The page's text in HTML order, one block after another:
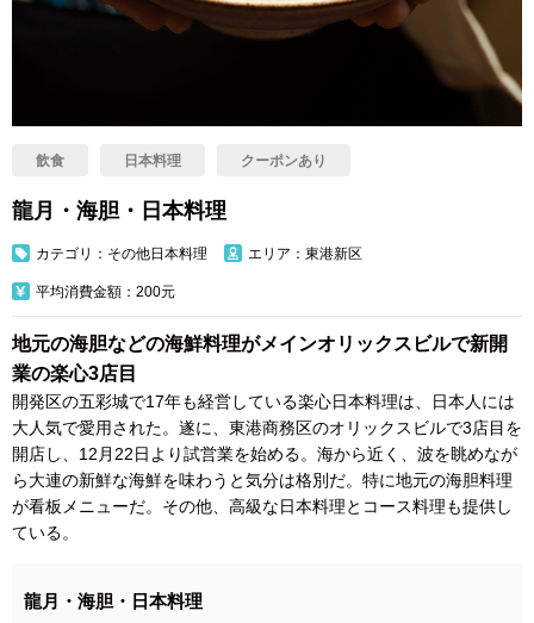
飲食 日本料理 クーポンあり
龍月・海胆・日本料理
カテゴリ：その他日本料理 エリア：東港新区
平均消費金額：200元
地元の海胆などの海鮮料理がメインオリックスビルで新開
業の楽心3店目
開発区の五彩城で17年も経営している楽心日本料理は、日本人には
大人気で愛用された。遂に、東港商務区のオリックスビルで3店目を
開店し、12月22日より試営業を始める。海から近く、波を眺めなが
ら大連の新鮮な海鮮を味わうと気分は格別だ。特に地元の海胆料理
が看板メニューだ。その他、高級な日本料理とコース料理も提供し
ている。
龍月・海胆・日本料理